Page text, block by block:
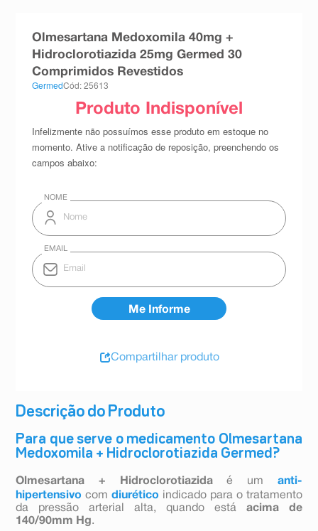
Descrição do Produto
Para que serve o medicamento Olmesartana
Medoxomila + Hidroclorotiazida Germed?
Olmesartana + Hidroclorotiazidaé um anti-
hipertensivo comdiurético indicado para o tratamento
da pressão arterial alta, quando está acima de
140/90mm Hg.
Olmesartana Medoxomila 40mg +
Hidroclorotiazida 25mg Germed 30
Comprimidos Revestidos
GermedCód: 25613
Compartilhar produto
esmalte
ºabsorvente